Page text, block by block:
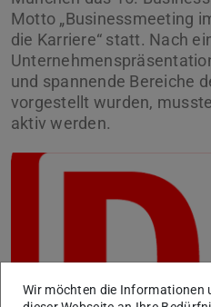
Motto „Businessmeeting
die Karriere“ statt. Nach
und spannende Bereiche
vorgestellt wurden,
aktiv werden.
Wir möchten die Informationen